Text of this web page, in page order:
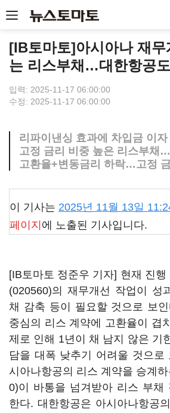
[IB토마토]아시아나 재
는 리스부채…대한항공
입력: 2025-11-17 06:00:00
수정: 2025-11-17 06:00:00
리파이낸싱 효과에 차입금 이
고정 금리 비중 높은 리스부채
고환율+변동금리 하락…고정
이 기사는 2025년 11월 13일
페이지 에 노출된 기사입니다.
[IB토마토 정준우 기자] 현재 진행
(020560)의 재무개선 작업이 성
채 감축 등이 필요할 것으로 보
중심의 리스 계약에 고환율이 겹
제로 인해 1년이 채 남지 않은 기
담을 대폭 낮추기 어려울 것으로
시아나항공의 리스 계약을 승계하
0)이 바통을 넘겨받아 리스 부채
한다. 대한항공은 아시아나항공